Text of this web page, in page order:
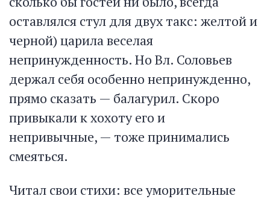
оставлялся стул для двух такс: желтой и
черной) царила веселая
непринужденность. Но Вл. Соловьев
держал себя особенно непринужденно,
прямо сказать — балагурил. Скоро
привыкали к хохоту его и
непривычные, — тоже принимались
смеяться.
Читал свои стихи: все уморительные